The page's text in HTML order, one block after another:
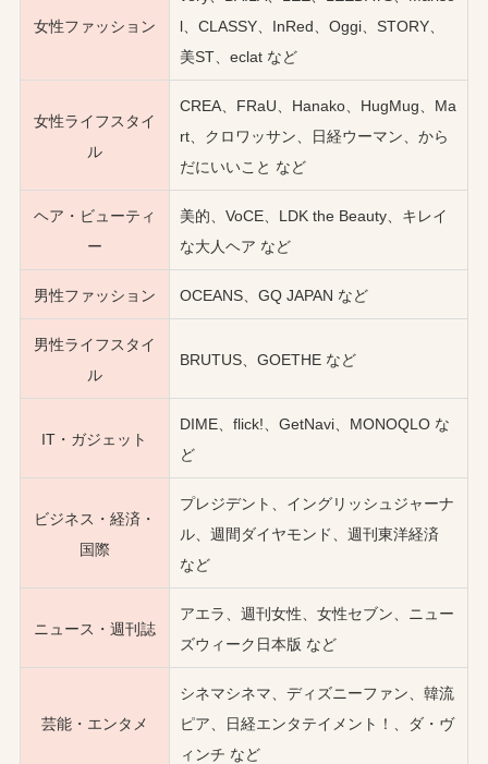
女性ファッション
l、CLASSY、InRed、Oggi、STORY、
美ST、eclat など
女性ライフスタイ
ル
CREA、FRaU、Hanako、HugMug、Ma
rt、クロワッサン、日経ウーマン、から
だにいいこと など
ヘア・ビューティ
ー
美的、VoCE、LDK the Beauty、キレイ
な大人ヘア など
男性ファッション OCEANS、GQ JAPAN など
男性ライフスタイ
ル
BRUTUS、GOETHE など
IT・ガジェット
DIME、flick!、GetNavi、MONOQLO な
ど
ビジネス・経済・
国際
プレジデント、イングリッシュジャーナ
ル、週間ダイヤモンド、週刊東洋経済
など
ニュース・週刊誌
アエラ、週刊女性、女性セブン、ニュー
ズウィーク日本版 など
芸能・エンタメ
シネマシネマ、ディズニーファン、韓流
ピア、日経エンタテイメント！、ダ・ヴ
ィンチ など